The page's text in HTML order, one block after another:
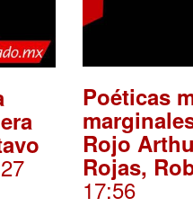
Poéticas
Rojo
Rojas,
17:56